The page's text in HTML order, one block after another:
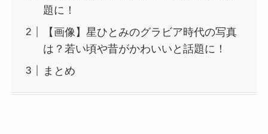
題に！
【画像】星ひとみのグラビア時代の写真
は？若い頃や昔がかわいいと話題に！
まとめ